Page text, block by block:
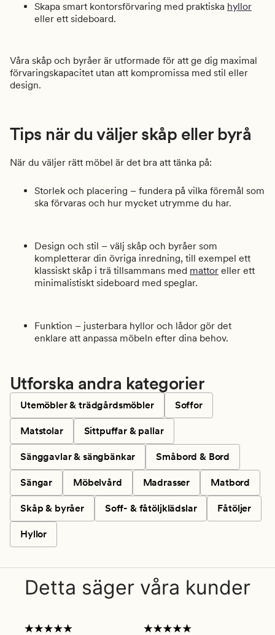
Skapa smart kontorsförvaring med praktiska hyllor
eller ett sideboard.
Våra skåp och byråer är utformade för att ge dig maximal
förvaringskapacitet utan att kompromissa med stil eller
design.
Tips när du väljer skåp eller byrå
När du väljer rätt möbel är det bra att tänka på:
Storlek och placering – fundera på vilka föremål som
ska förvaras och hur mycket utrymme du har.
Design och stil – välj skåp och byråer som
kompletterar din övriga inredning, till exempel ett
klassiskt skåp i trä tillsammans med mattor eller ett
minimalistiskt sideboard med speglar.
Funktion – justerbara hyllor och lådor gör det
enklare att anpassa möbeln efter dina behov.
Utforska andra kategorier
Utemöbler & trädgårdsmöbler Soffor
Matstolar Sittpuffar & pallar
Sänggavlar & sängbänkar Småbord & Bord
Sängar Möbelvård Madrasser Matbord
Skåp & byråer Soff- & fåtöljklädslar Fåtöljer
Hyllor
Detta säger våra kunder